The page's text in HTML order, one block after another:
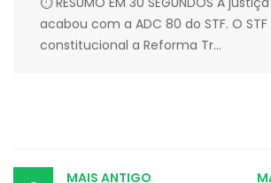
acabou com a ADC 80 do STF. O
constitucional a Reforma Tr...
MAIS ANTIGO